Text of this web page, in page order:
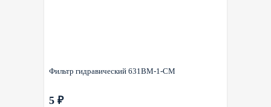
Фильтр гидравический 631BM-1-CM
5 ₽